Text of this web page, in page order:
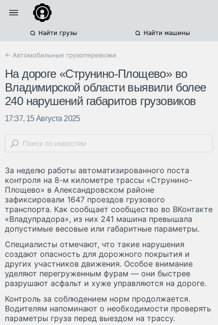
Найти грузы Найти машины
← Автомобильные грузоперевозки
На дороге «Струнино-Площево» во
Владимирской области выявили более
240 нарушений габаритов грузовиков
17:37, 15 Августа 2025
За неделю работы автоматизированного поста
контроля на 8-м километре трассы «Струнино-
Площево» в Александровском районе
зафиксировали 1647 проездов грузового
транспорта. Как сообщает сообщество во ВКонтакте
«Владупрадора», из них 241 машина превышала
допустимые весовые или габаритные параметры.
Специалисты отмечают, что такие нарушения
создают опасность для дорожного покрытия и
других участников движения. Особое внимание
уделяют перегруженным фурам — они быстрее
разрушают асфальт и хуже управляются на дороге.
Контроль за соблюдением норм продолжается.
Водителям напоминают о необходимости проверять
параметры груза перед выездом на трассу.